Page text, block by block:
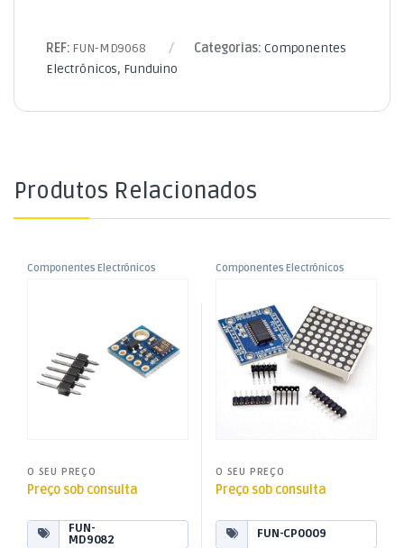
REF: FUN-MD9068 Categorias: Componentes
Electrónicos, Funduino
Produtos Relacionados
Componentes Electrónicos
O SEU PREÇO
Preço sob consulta
FUN-
MD9082
Componentes Electrónicos
O SEU PREÇO
Preço sob consulta
FUN-CP0009